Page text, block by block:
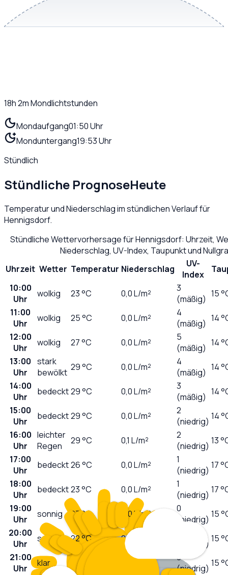
18h 2mMondlichtstunden
Mondaufgang01:50 Uhr
Monduntergang19:53 Uhr
Stündlich
Stündliche PrognoseHeute
Temperatur und Niederschlag im stündlichen Verlauf für
Hennigsdorf.
Stündliche Wettervorhersage fürHennigsdorf: Uhrzeit,
Niederschlag, UV-Index, Taupunkt und
Uhrzeit Wetter Temperatur Niederschlag
UV-
Index
10:00
Uhr
wolkig 23°C 0,0L/m²
3
(mäßig) 15
11:00
Uhr
wolkig 25°C 0,0L/m²
4
(mäßig) 14
12:00
Uhr
wolkig 27°C 0,0L/m²
5
(mäßig) 14
13:00
Uhr
stark
bewölkt 29°C 0,0L/m²
4
(mäßig) 14
14:00
Uhr
bedeckt29°C 0,0L/m²
3
(mäßig) 14
15:00
Uhr
bedeckt29°C 0,0L/m²
2
(niedrig) 14
16:00
Uhr
leichter
Regen
29°C 0,1 L/m²
2
(niedrig) 13
17:00
Uhr
bedeckt26°C 0,0L/m²
1
(niedrig) 17
18:00
Uhr
bedeckt23°C 0,0L/m²
1
(niedrig) 17
19:00
Uhr
sonnig 23°C 0,0L/m²
0
(niedrig) 15
20:00
Uhr
sonnig 22°C 0,0
(niedrig) 15
21:00
Uhr
klar 20 °C L/m²
0
(niedrig) 15